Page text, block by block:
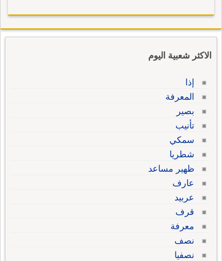
الاكثر شعبية اليوم
إذا
المعرفة
بصير
تأنيب
سمكي
شطريا
ظهير مساعد
عارف
عربيد
قرف
معرفة
نصف
نصفيا